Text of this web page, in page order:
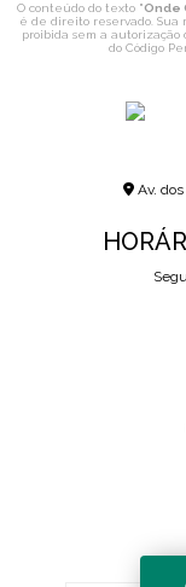
O conteúdo do texto "Onde
é de direito reservado. Sua
proibida sem a autorização
do Código
Av.